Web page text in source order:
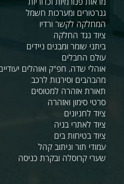
מראות פנורמיות וכדוריות
גנרטורים ומערכות חשמל
המחלקה לקשר ורדיו
ציוד נגד החלקה
ביתני שומר ומבנים ניידים
עולם החבלים
אוהלי שדה, חפ"ק ואוהלים יעודיים
מהבהבים וסירנות לרכב
תאורת אזהרה למטוסים
סרטי סימון ואזהרה
ציוד לחניונים
ציוד לאתרי בניה